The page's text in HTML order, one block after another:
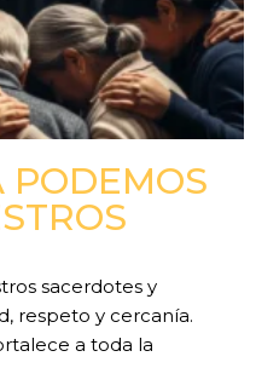
PODEMOS
sacerdotes y
respeto y cercanía.
a toda la